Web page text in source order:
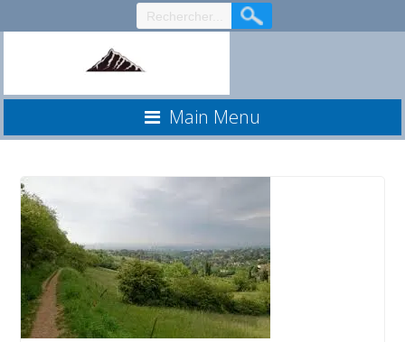
au
Main Menu